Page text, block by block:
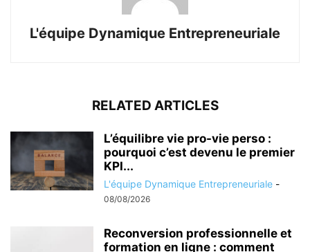
L'équipe Dynamique Entrepreneuriale
RELATED ARTICLES
L’équilibre vie pro-vie perso :
pourquoi c’est devenu le premier
KPI...
L'équipe Dynamique Entrepreneuriale -
08/08/2026
Reconversion professionnelle et
formation en ligne : comment